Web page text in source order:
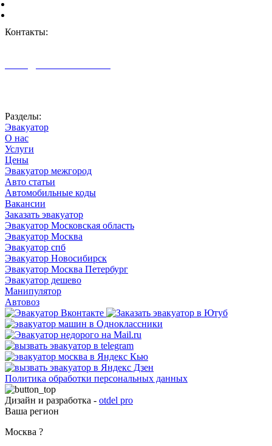
Контакты:
Разделы:
Эвакуатор
О нас
Услуги
Цены
Эвакуатор межгород
Авто статьи
Автомобильные коды
Вакансии
Заказать эвакуатор
Эвакуатор Московская область
Эвакуатор Москва
Эвакуатор спб
Эвакуатор Новосибирск
Эвакуатор Москва Петербург
Эвакуатор дешево
Манипулятор
Автовоз
Политика обработки персональных данных
Дизайн и разработка - otdel pro
Ваша регион
Москва ?